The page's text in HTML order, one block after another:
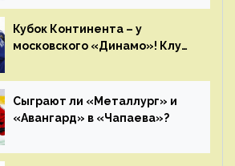
Главные интриги последнего
дня «регулярки” КХЛ
Кубок Континента – у
московского «Динамо»! Клуб
сезон
Сыграют ли «Металлург» и
«Авангард» в «Чапаева»?